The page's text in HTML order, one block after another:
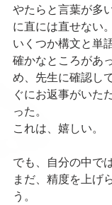
やたらと言葉が多
に直には直せない。
いくつか構文と単
確かなところがあ
め、先生に確認し
ぐにお返事がいた
った。
これは、嬉しい。
でも、自分の中で
まだ、精度を上げ
う。